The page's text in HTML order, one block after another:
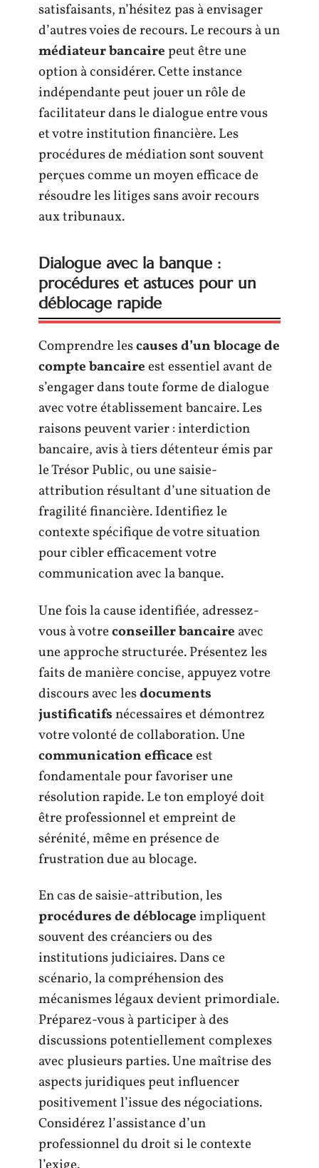
satisfaisants, n’hésitez pas à envisager
d’autres voies de recours. Le recours à un
médiateur bancairepeut être une
option à considérer. Cette instance
indépendante peut jouer un rôle de
facilitateur dans le dialogue entre vous
et votre institution financière. Les
procédures de médiation sont souvent
perçues comme un moyen efficace de
résoudre les litiges sans avoir recours
aux tribunaux.
Dialogue avec la banque :
procédures et astuces pour un
déblocage rapide
Comprendre lescauses d’un blocage de
compte bancaireest essentiel avant de
s’engager dans toute forme de dialogue
avec votre établissement bancaire. Les
raisons peuvent varier : interdiction
bancaire, avis à tiers détenteur émis par
le Trésor Public, ou une saisie-
attribution résultant d’une situation de
fragilité financière. Identifiez le
contexte spécifique de votre situation
pour cibler efficacement votre
communication avec la banque.
Une fois la cause identifiée, adressez-
vous à votreconseiller bancaire avec
une approche structurée. Présentez les
faits de manière concise, appuyez votre
discours avec lesdocuments
justificatifsnécessaires et démontrez
votre volonté de collaboration. Une
communication efficaceest
fondamentale pour favoriser une
résolution rapide. Le ton employé doit
être professionnel et empreint de
sérénité, même en présence de
frustration due au blocage.
En cas de saisie-attribution, les
procédures de déblocageimpliquent
souvent des créanciers ou des
institutions judiciaires. Dans ce
scénario, la compréhension des
mécanismes légaux devient primordiale.
Préparez-vous à participer à des
discussions potentiellement complexes
avec plusieurs parties. Une maîtrise des
aspects juridiques peut influencer
positivement l’issue des négociations.
Considérez l’assistance d’un
professionnel du droit si le contexte